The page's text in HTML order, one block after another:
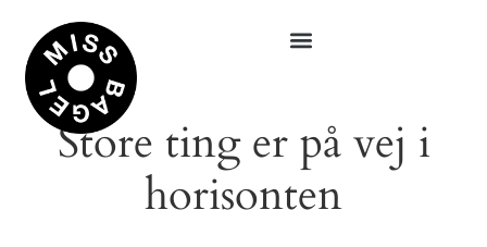
Store ting er på vej i
horisonten